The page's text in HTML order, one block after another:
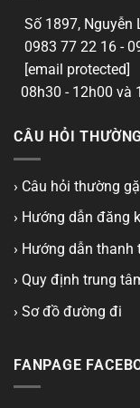
Số 1897, Nguyễn
0983 77 22 16 -
[email protected]
08h30 - 12h00 và
CÂU HỎI
› Câu hỏi thường
› Hướng dẫn đăng
› Hướng dẫn thanh
› Quy định trung
› Sơ đồ đường đi
FANPAGE